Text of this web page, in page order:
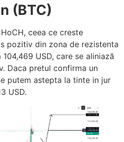
(BTC)
ceea ce creste
pozitiv din zona de rezistenta
USD, care se aliniază
Daca pretul confirma un
putem astepta la tinte in jur
USD.